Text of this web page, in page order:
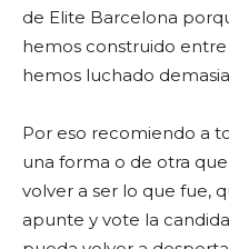
de Elite Barcelona
hemos construido
hemos luchado
Por eso recomiendo a
una forma o de otra
volver a ser lo que fue,
apunte y vote la